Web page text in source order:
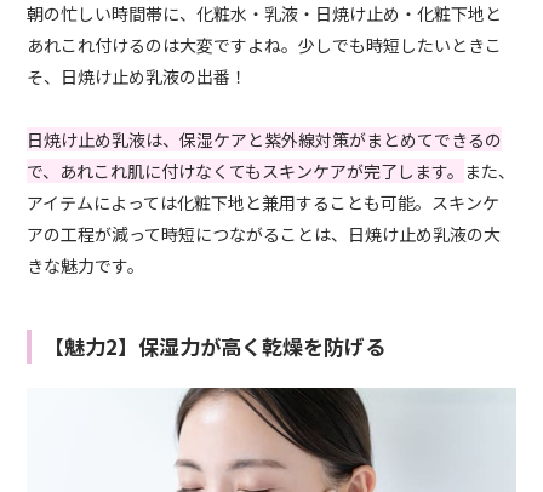
朝の忙しい時間帯に、化粧水・乳液・日焼け止め・化粧下地と
あれこれ付けるのは大変ですよね。少しでも時短したいときこ
そ、日焼け止め乳液の出番！
日焼け止め乳液は、保湿ケアと紫外線対策がまとめてできるの
で、あれこれ肌に付けなくてもスキンケアが完了します。 また、
アイテムによっては化粧下地と兼用することも可能。スキンケ
アの工程が減って時短につながることは、日焼け止め乳液の大
きな魅力です。
【魅力2】保湿力が高く乾燥を防げる